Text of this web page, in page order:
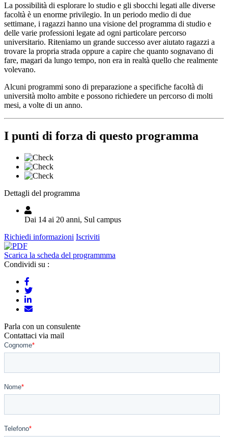
La possibilità di esplorare lo studio e gli sbocchi legati alle diverse
facoltà è un enorme privilegio. In un periodo medio di due
settimane, i ragazzi hanno una visione del programma di studio e
delle varie professioni legate ad ogni particolare percorso
universitario. Riteniamo un grande successo aver aiutato ragazzi a
trovare la propria strada oppure a capire che quanto sognavano di
fare, magari da lungo tempo, non era in realtà quello che realmente
volevano.
Alcuni programmi sono di preparazione a specifiche facoltà di
università molto ambite e possono richiedere un percorso di molti
mesi, a volte di un anno.
I punti di forza di questo programma
Dettagli del programma
Dai 14 ai 20 anni, Sul campus
Richiedi informazioni Iscriviti
Scarica la scheda del programmma
Condividi su :
Parla con un consulente
Contattaci via mail